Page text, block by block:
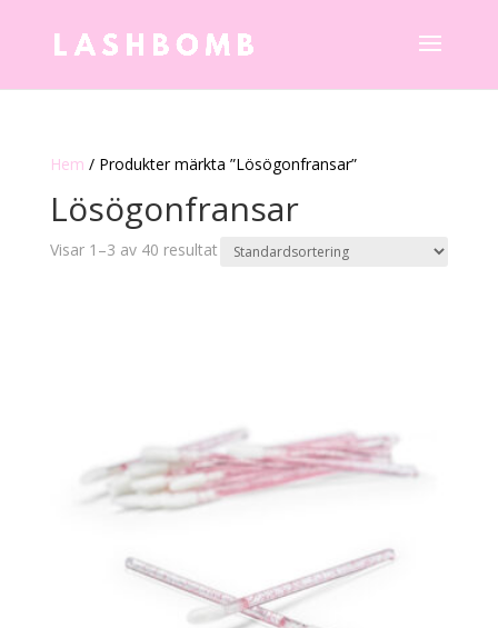
Hem / Produkter märkta ”Lösögonfransar”
Lösögonfransar
Visar 1–3 av 40 resultat